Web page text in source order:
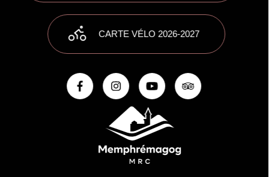
CARTE VÉLO 2026-2027